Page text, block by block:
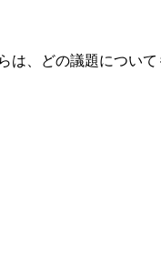
、どの議題につい